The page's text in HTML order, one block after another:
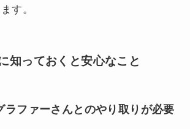
す。
知っておくと安心なこと
ラファーさんとのやり取りが必要